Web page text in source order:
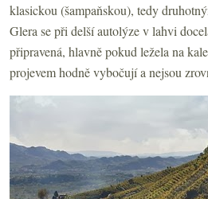
klasickou (šampaňskou), tedy
Glera se při delší autolýze v lahvi
připravená, hlavně pokud ležela na
projevem hodně vybočují a nejsou